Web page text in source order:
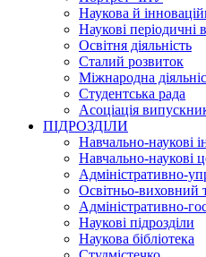
Наукова й
Наукові періодичні
Освітня діяльність
Сталий розвиток
Міжнародна
Студентська рада
Асоціація
ПІДРОЗДІЛИ
Навчально-наукові
Навчально-наукові
Адміністративно-
Освітньо-виховний
Адміністративно-
Наукові підрозділи
Наукова бібліотека